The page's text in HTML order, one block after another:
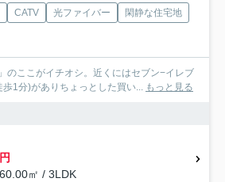
CATV 光ファイバー
閑静な住宅地
のここがイチオシ。近くにはセブン−イレブ
1分)がありちょっとした買い... もっと見る
㎡ / 3LDK